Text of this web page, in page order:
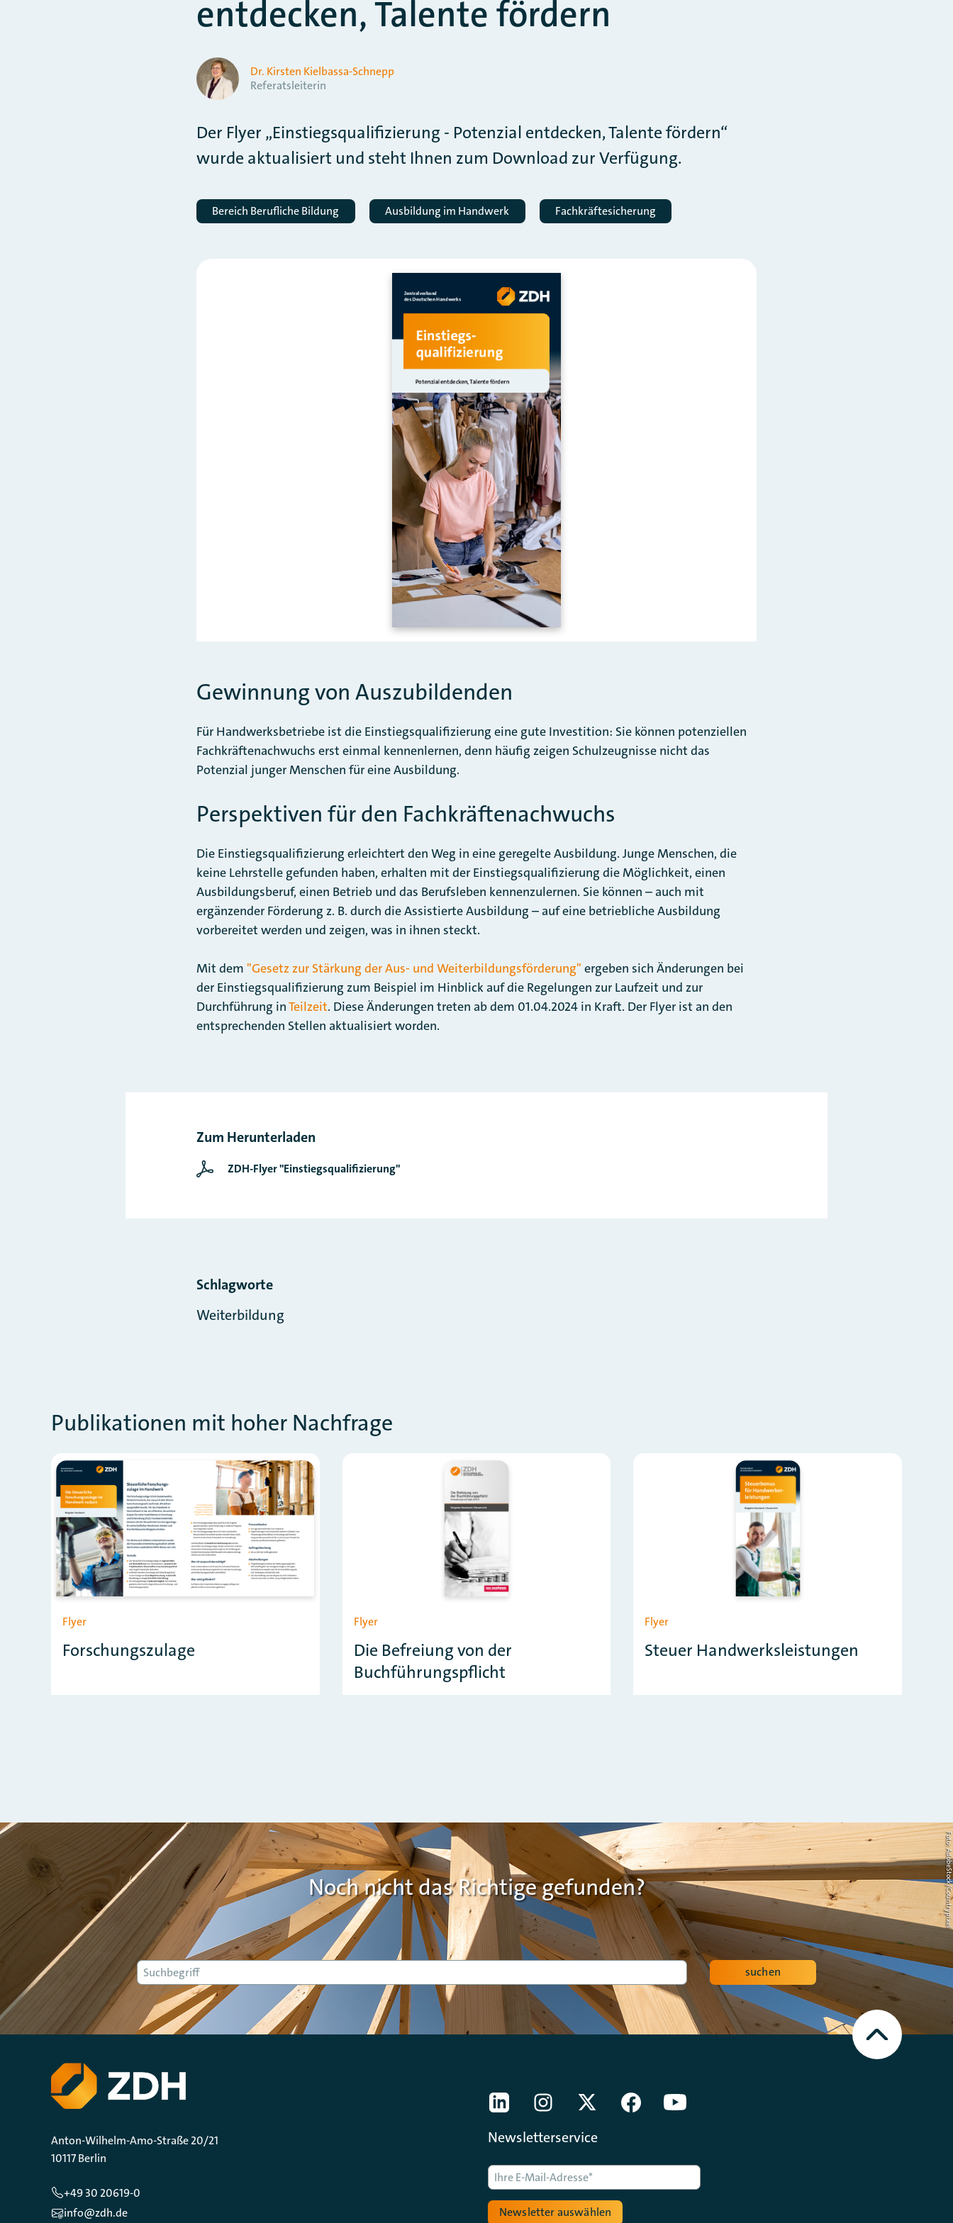
entdecken, Talente fördern
Dr. Kirsten Kielbassa-Schnepp
Referatsleiterin
Der Flyer „Einstiegsqualifizierung - Potenzial entdecken, Talente fördern“
wurde aktualisiert und steht Ihnen zum Download zur Verfügung.
Bereich Berufliche Bildung Ausbildung im Handwerk Fachkräftesicherung
Gewinnung von Auszubildenden
Für Handwerksbetriebe ist die Einstiegsqualifizierung eine gute Investition: Sie können potenziellen
Fachkräftenachwuchs erst einmal kennenlernen, denn häufig zeigen Schulzeugnisse nicht das
Potenzial junger Menschen für eine Ausbildung.
Perspektiven für den Fachkräftenachwuchs
Die Einstiegsqualifizierung erleichtert den Weg in eine geregelte Ausbildung. Junge Menschen, die
keine Lehrstelle gefunden haben, erhalten mit der Einstiegsqualifizierung die Möglichkeit, einen
Ausbildungsberuf, einen Betrieb und das Berufsleben kennenzulernen. Sie können – auch mit
ergänzender Förderung z. B. durch die Assistierte Ausbildung – auf eine betriebliche Ausbildung
vorbereitet werden und zeigen, was in ihnen steckt.
Mit dem "Gesetz zur Stärkung der Aus- und Weiterbildungsförderung" ergeben sich Änderungen bei
der Einstiegsqualifizierung zum Beispiel im Hinblick auf die Regelungen zur Laufzeit und zur
Durchführung inTeilzeit. Diese Änderungen treten ab dem 01.04.2024 in Kraft. Der Flyer ist an den
entsprechenden Stellen aktualisiert worden.
Zum Herunterladen
ZDH-Flyer "Einstiegsqualifizierung"
Schlagworte
Weiterbildung
Publikationen mit hoher Nachfrage
Flyer
Forschungszulage
Flyer
Die Befreiung von der
Buchführungspflicht
Flyer
Steuer Handwerksleistungen
Noch nicht das Richtige gefunden?
Suche suchen
Foto: AdobeStock/Countrypixel
Nach
oben
Scrollen
Anton-Wilhelm-Amo-Straße 20/21
10117 Berlin
+49 30 20619-0
info@zdh.de
[Der ZDH in den Sozialen Netzwerken]
LinkedIninstagramTwitterFacebookYoutube
Newsletterservice
Newsletter auswählen